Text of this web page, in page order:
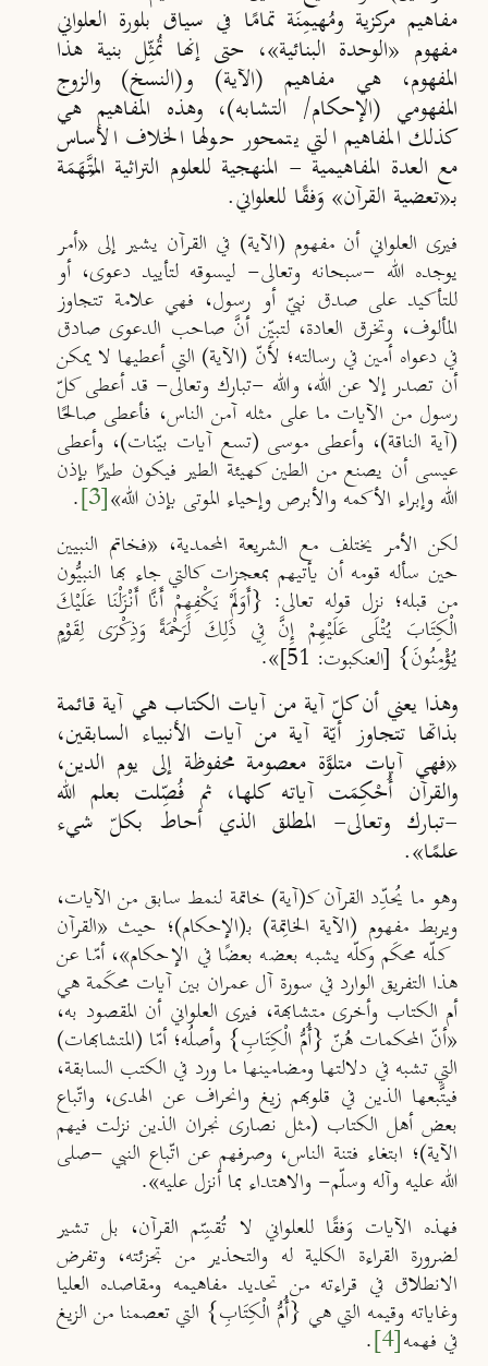
مفاهيم مركزية ومُهيمِنَة تمامًا في سياق بلورة العلواني
مفهوم «الوحدة البنائية»، حتى إنها تُمثِّل بنية هذا
المفهوم، هي مفاهيم (الآية) و(النسخ) والزوج
المفهومي (الإحكام/ التشابه)، وهذه المفاهيم هي
كذلك المفاهيم التي يتمحور حولها الخلاف الأساس
مع العدة المفاهيمية - المنهجية للعلوم التراثية المُتَّهَمَة
بـ«تعضية القرآن» وَفقًا للعلواني.
فيرى العلواني أن مفهوم (الآية) في القرآن يشير إلى «أمر
يوجده الله -سبحانه وتعالى- ليسوقه لتأييد دعوى، أو
للتأكيد على صدق نبيّ أو رسول، فهي علامة تتجاوز
المألوف، وتخرق العادة، لتبيِّن أنَّ صاحب الدعوى صادق
في دعواه أمين في رسالته؛ لأنّ (الآية) التي أعطيها لا يمكن
أن تصدر إلا عن الله، والله -تبارك وتعالى- قد أعطى كلّ
رسول من الآيات ما على مثله آمن الناس، فأعطى صالحًا
(آية الناقة)، وأعطى موسى (تسع آيات بيّنات)، وأعطى
عيسى أن يصنع من الطين كهيئة الطير فيكون طيرًا بإذن
الله وإبراء الأكمه والأبرص وإحياء الموتى بإذن الله»[3]
.
لكن الأمر يختلف مع الشريعة المحمدية، «فخاتم النبيين
حين سأله قومه أن يأتيهم بمعجزات كالتي جاء بها النبيُّون
من قبله؛ نزل قوله تعالى: {أَوَلَمْ يَكْفِهِمْ أَنَّا أَنْزَلْنَا عَلَيْكَ
الْكِتَابَ يُتْلَى عَلَيْهِمْ إِنَّ فِي ذَلِكَ لَرَحْمَةً وَذِكْرَى لِقَوْمٍ
يُؤْمِنُونَ} [العنكبوت: 51] ».
وهذا يعني أن كلّ آية من آيات الكتاب هي آية قائمة
بذاتها تتجاوز أيّة آية من آيات الأنبياء السابقين،
«فهي آيات متلوَّة معصومة محفوظة إلى يوم الدين،
والقرآن أُحْكِمَت آياته كلها، ثم فُصِّلت بعلم الله
-تبارك وتعالى- المطلق الذي أحاط بكلّ شيء
علمًا».
وهو ما يُحدِّد القرآن كـ(آية) خاتمة لنمط سابق من الآيات،
ويربط مفهوم (الآية الخاتِمة) بـ(الإحكام)؛ حيث «القرآن
كلّه محكَم وكلّه يشبه بعضه بعضًا في الإحكام»، أمّا عن
هذا التفريق الوارد في سورة آل عمران بين آيات محكَمة هي
أم الكتاب وأخرى متشابهة، فيرى العلواني أن المقصود به،
«أنّ المحكمات هن {أمّ الْكتاب} وأصله؛ أمّا (المتشابهات)
التي تشبه في دلالتها ومضامينها ما ورد في الكتب السابقة،
فيتَّبعها الذين في قلوبهم زيغ وانحراف عن الهدى، واتّباع
بعض أهل الكتاب (مثل نصارى نجران الذين نزلت فيهم
الآية)؛ ابتغاء فتنة الناس، وصرفهم عن اتّباع النبي -صلى
الله عليه وآله وسلّم- والاهتداء بما أنزل عليه».
فهذه الآيات وَفقًا للعلواني لا تُقسِّم القرآن، بل تشير
لضرورة القراءة الكلية له والتحذير من تجزئته، وتفرض
الانطلاق في قراءته من تحديد مفاهيمه ومقاصده العليا
وغاياته وقيمه التي هي {أُم الْكتَابِ} التي تعصمنا من الزيغ
في فهمه[4]
.